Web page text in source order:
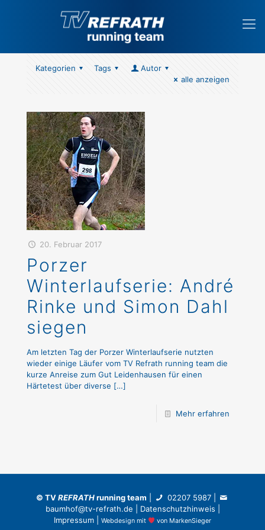
Kategorien Tags
Autor
alle anzeigen
20. Februar 2017
Porzer
Winterlaufserie: André
Rinke und Simon Dahl
siegen
Am letzten Tag der Porzer Winterlaufserie nutzten
wieder einige Läufer vom TV Refrath running team die
kurze Anreise zum Gut Leidenhausen für einen
Härtetest über diverse […]
Mehr erfahren
©TVREFRATHrunning team 02207 5987|
baumhof@tv-refrath.de
Datenschutzhinweis
Impressum| Webdesignmit von MarkenSieger